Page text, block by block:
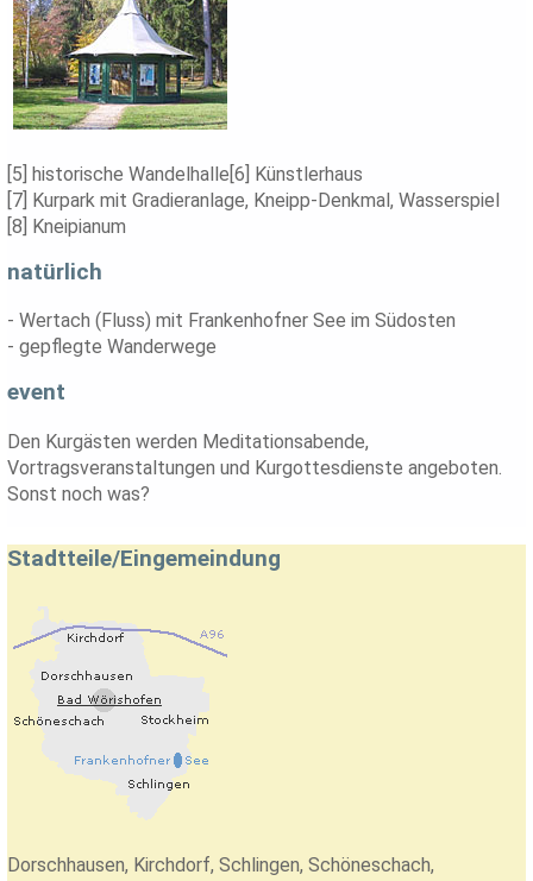
[5] historische Wandelhalle[6] Künstlerhaus
[7] Kurpark mit Gradieranlage, Kneipp-Denkmal, Wasserspiel
[8] Kneipianum
natürlich
- Wertach (Fluss) mit Frankenhofner See im Südosten
- gepflegte Wanderwege
event
Den Kurgästen werden Meditationsabende,
Vortragsveranstaltungen und Kurgottesdienste angeboten.
Sonst noch was?
Stadtteile/Eingemeindung
Dorschhausen, Kirchdorf, Schlingen, Schöneschach,